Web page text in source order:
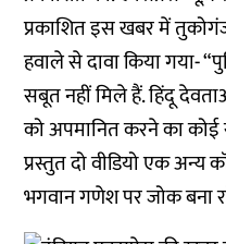
प्रकाशित इस खबर में
हवाले से दावा किया गया-
सबूत नहीं मिले हैं. हिंदू
को अपमानित करने का कोई
प्रस्तुत दो वीडियो एक अन्य
भगवान गणेश पर जोक बना